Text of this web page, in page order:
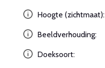
Hoogte (zichtmaat):
Beeldverhouding:
Doeksoort: